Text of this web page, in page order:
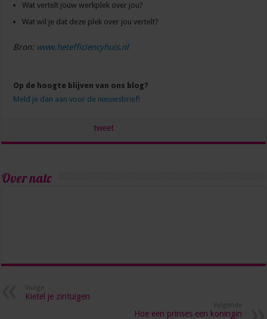
Wat vertelt jouw werkplek over jou?
Wat wil je dat deze plek over jou vertelt?
Bron: www.hetefficiencyhuis.nl
Op de hoogte blijven van ons blog?
Meld je dan aan voor de nieuwsbrief!
tweet
Over natc
Vorige
Kietel je zintuigen
Volgende
Hoe een prinses een koningin